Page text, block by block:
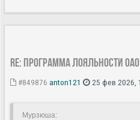
Re: Программа лояльности
#849876 anton121 25 фев 2026,
Мурзюша: